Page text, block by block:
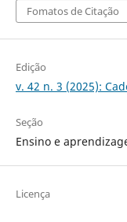
Fomatos de Citação
Edição
v. 42 n. 3 (2025):
Seção
Ensino e
Licença